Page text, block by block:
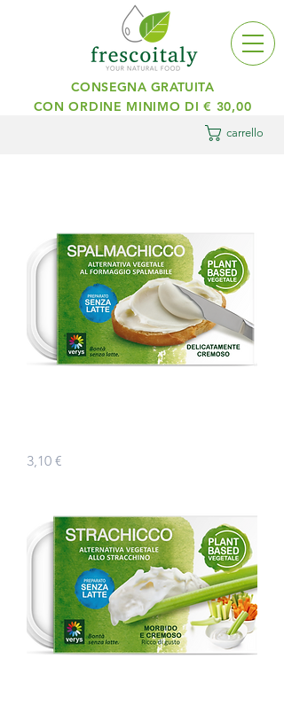
carrello
CONSEGNA GRATUITA
CON ORDINE MINIMO DI € 30,00
Prezzo
3,10 €